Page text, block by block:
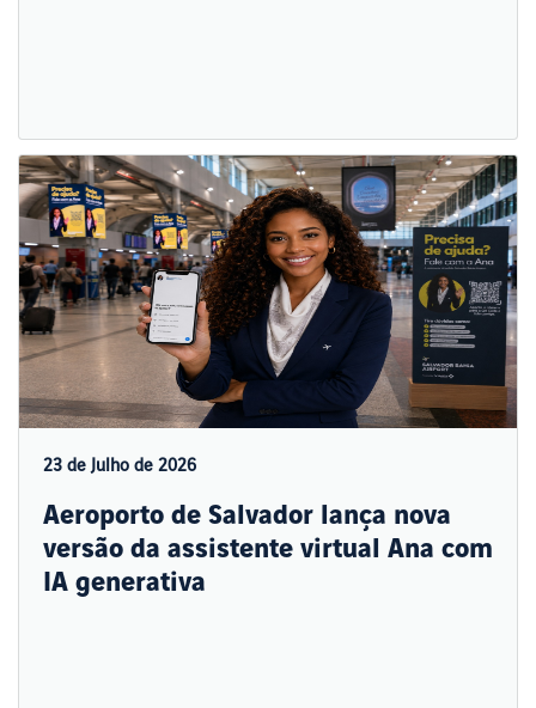
23 de Julho de 2026
Aeroporto de Salvador lança nova
versão da assistente virtual Ana com
IA generativa